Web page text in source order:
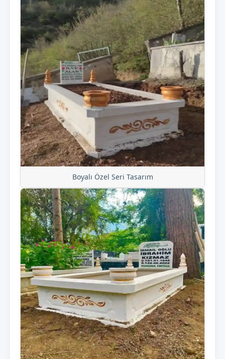
Boyalı Özel Seri Tasarım